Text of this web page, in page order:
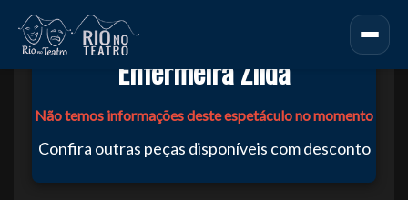
Enfermeira Zilda
Não temos informações deste espetáculo no momento
Confira outras peças disponíveis com desconto